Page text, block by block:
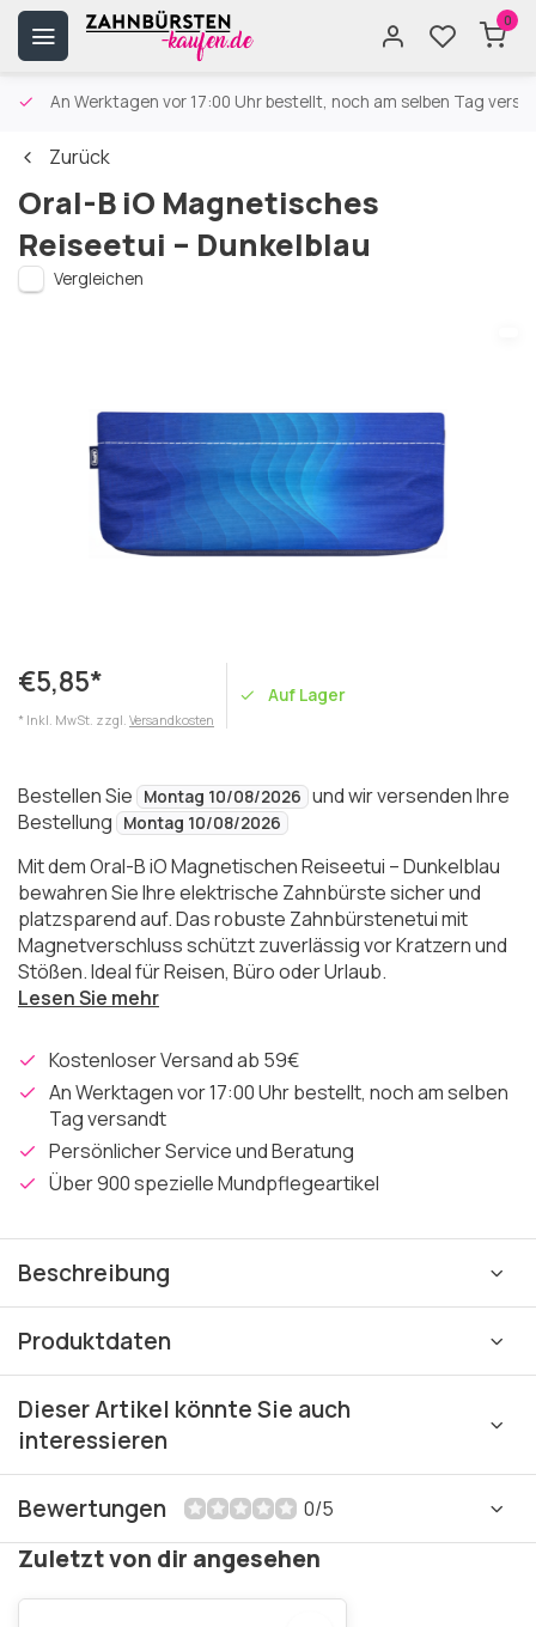
0
An Werktagen vor 17:00 Uhr bestellt, noch am selben Tag
Zurück
Oral-B iO Magnetisches
Reiseetui – Dunkelblau
Vergleichen
€5,85*
* Inkl. MwSt. zzgl. Versandkosten
Auf Lager
Bestellen Sie Montag 10/08/2026 und wir versenden Ihre
Bestellung
Montag 10/08/2026
Mit dem Oral-B iO Magnetischen Reiseetui – Dunkelblau
bewahren Sie Ihre elektrische Zahnbürste sicher und
platzsparend auf. Das robuste Zahnbürstenetui mit
Magnetverschluss schützt zuverlässig vor Kratzern und
Stößen. Ideal für Reisen, Büro oder Urlaub.
Lesen Sie mehr
Kostenloser Versand ab 59€
An Werktagen vor 17:00 Uhr bestellt, noch am selben
Tag versandt
Persönlicher Service und Beratung
Über 900 spezielle Mundpflegeartikel
Beschreibung
Produktdaten
Dieser Artikel könnte Sie auch
interessieren
Bewertungen 0/5
Zuletzt von dir angesehen